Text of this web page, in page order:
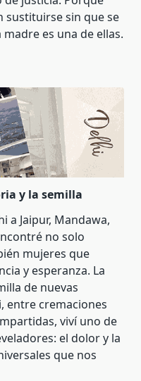
sustituirse sin que se
es una de ellas.
y la semilla
a Jaipur, Mandawa,
no solo
mujeres que
y esperanza. La
de nuevas
entre cremaciones
viví uno de
el dolor y la
que nos